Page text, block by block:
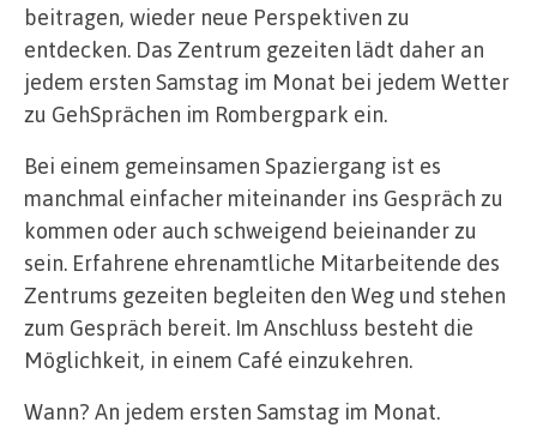
beitragen, wieder neue Perspektiven zu
entdecken. Das Zentrum gezeiten lädt daher an
jedem ersten Samstag im Monat bei jedem Wetter
zu GehSprächen im Rombergpark ein.
Bei einem gemeinsamen Spaziergang ist es
manchmal einfacher miteinander ins Gespräch zu
kommen oder auch schweigend beieinander zu
sein. Erfahrene ehrenamtliche Mitarbeitende des
Zentrums gezeiten begleiten den Weg und stehen
zum Gespräch bereit. Im Anschluss besteht die
Möglichkeit, in einem Café einzukehren.
Wann? An jedem ersten Samstag im Monat.